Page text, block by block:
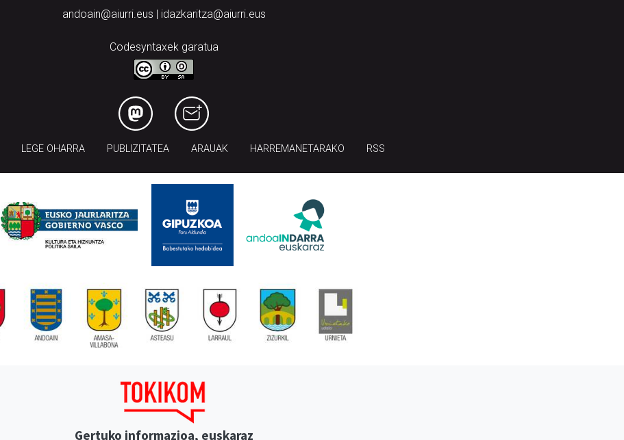
andoain@aiurri.eus | idazkaritza@aiurri.eus
Codesyntaxek garatua
LEGE OHARRA PUBLIZITATEA ARAUAK HARREMANETARAKO RSS
Gertuko informazioa, euskaraz